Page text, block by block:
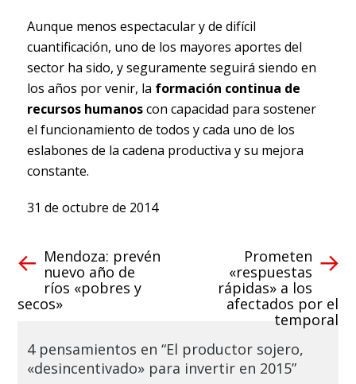
Aunque menos espectacular y de difícil
cuantificación, uno de los mayores aportes del
sector ha sido, y seguramente seguirá siendo en
los años por venir, la formación continua de
recursos humanoscon capacidad para sostener
el funcionamiento de todos y cada uno de los
eslabones de la cadena productiva y su mejora
constante.
31 de octubre de 2014
Mendoza: prevén
nuevo año de
ríos «pobres y
secos»
Prometen
«respuestas
rápidas» a los
afectados por el
temporal
4 pensamientos en “El productor sojero,
«desincentivado» para invertir en 2015”